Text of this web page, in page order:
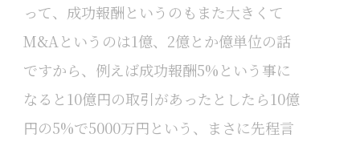
って、成功報酬というのもまた大きくて
M&Aというのは1億、2億とか億単位の話
ですから、例えば成功報酬5%という事に
なると10億円の取引があったとしたら10億
円の5%で5000万円という、まさに先程言